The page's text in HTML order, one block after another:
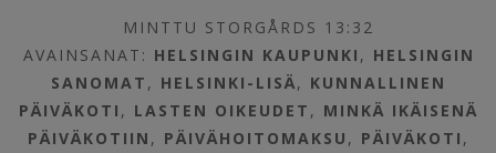
MINTTU STORGÅRDS 13:32
AVAINSANAT: HELSINGIN KAUPUNKI , HELSINGIN
SANOMAT , HELSINKI-LISÄ, KUNNALLINEN
PÄIVÄKOTI , LASTEN OIKEUDET , MINKÄ IKÄISENÄ
PÄIVÄKOTIIN , PÄIVÄHOITOMAKSU , PÄIVÄKOTI ,